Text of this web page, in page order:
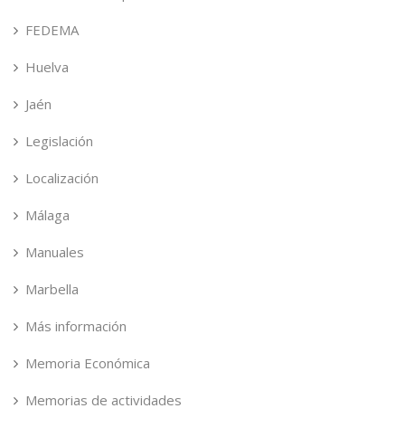
FEDEMA
Huelva
Jaén
Legislación
Localización
Málaga
Manuales
Marbella
Más información
Memoria Económica
Memorias de actividades